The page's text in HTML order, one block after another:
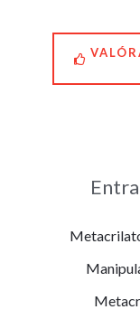
figuras con
cuidado y ni
nos quiso cobrar.